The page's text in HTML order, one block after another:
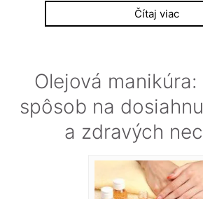
Čítaj viac
Olejová
spôsob na
a zdravých